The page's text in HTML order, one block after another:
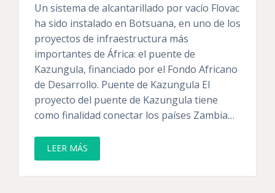
Un sistema de alcantarillado por vacío Flovac
ha sido instalado en Botsuana, en uno de los
proyectos de infraestructura más
importantes de África: el puente de
Kazungula, financiado por el Fondo Africano
de Desarrollo. Puente de Kazungula El
proyecto del puente de Kazungula tiene
como finalidad conectar los países Zambia…
LEER MÁS